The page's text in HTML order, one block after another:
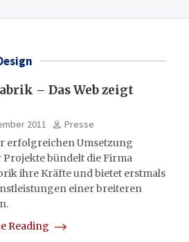
– Das Web zeigt
2011
Presse
erfolgreichen Umsetzung
Projekte bündelt die Firma
ihre Kräfte und bietet erstmals
einer breiteren
Reading